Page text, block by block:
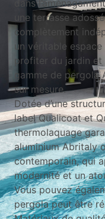
dans
une terrasse
complètement
un véritable
profiter du jardin
gamme de
sur mesure.
Dotée d’une
label Qualicoat et
thermolaquage
aluminium Abritaly
contemporain, qui
modernité et un
Vous pouvez
pergola peut être